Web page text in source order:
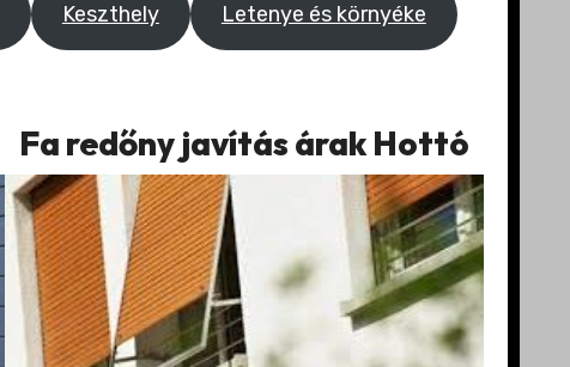
Keszthely Letenye és környéke
Fa redőny javítás árak Hottó